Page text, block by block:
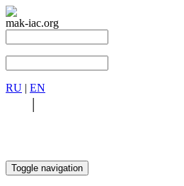
mak-iac.org
RU | EN
|
Toggle navigation